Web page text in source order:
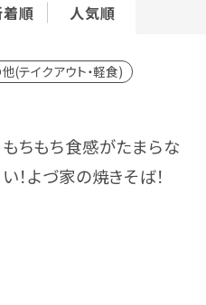
順 人気順
(テイクアウト・軽食)
もちもち食感がたまらな
い！よづ家の焼きそば！